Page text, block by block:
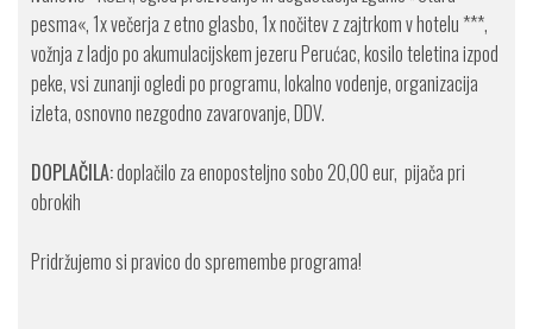
pesma«, 1x večerja z etno glasbo, 1x nočitev z zajtrkom v hotelu ***,
vožnja z ladjo po akumulacijskem jezeru Perućac, kosilo teletina izpod
peke, vsi zunanji ogledi po programu, lokalno vodenje, organizacija
izleta, osnovno nezgodno zavarovanje, DDV.
DOPLAČILA:doplačilo za enoposteljno sobo 20,00 eur, pijača pri
obrokih
Pridržujemo si pravico do spremembe programa!